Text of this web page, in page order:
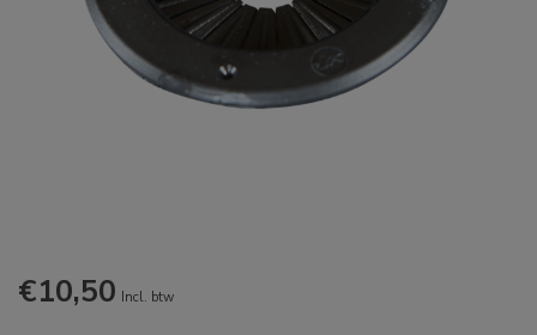
€10,50 Incl. btw